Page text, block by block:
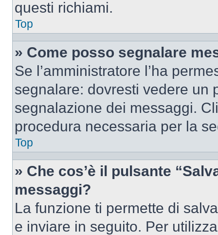
questi richiami.
Top
» Come posso segnalare
Se l’amministratore l’ha
segnalare: dovresti vedere un
segnalazione dei messaggi.
procedura necessaria per la
Top
» Che cos’è il pulsante
messaggi?
La funzione ti permette di
e inviare in seguito. Per